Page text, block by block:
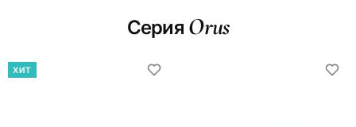
Серия Orus
ХИТ